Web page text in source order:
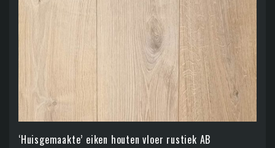
‘Huisgemaakte’ eiken houten vloer rustiek AB